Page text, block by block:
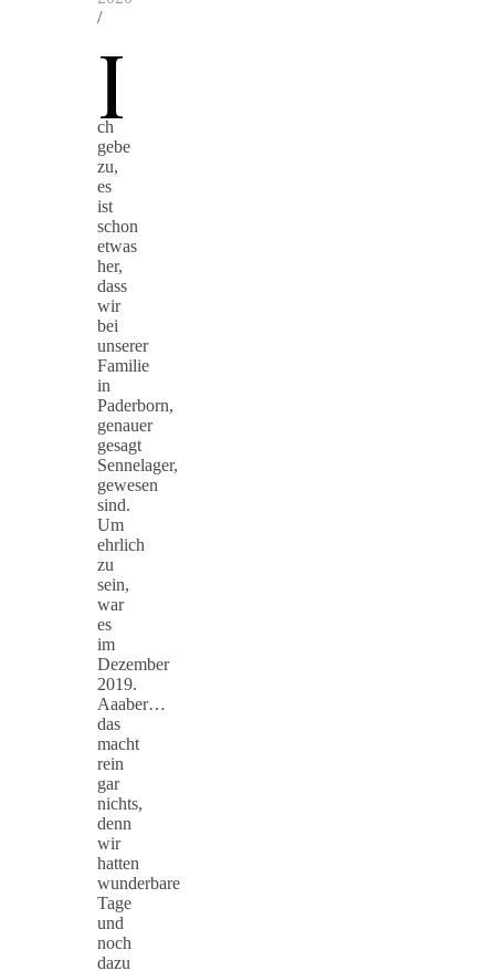
/
I
ch
gebe
zu,
es
ist
schon
etwas
her,
dass
wir
bei
unserer
Familie
in
Paderborn,
genauer
gesagt
Sennelager,
gewesen
sind.
Um
ehrlich
zu
sein,
war
es
im
Dezember
2019.
Aaaber…
das
macht
rein
gar
nichts,
denn
wir
hatten
wunderbare
Tage
und
noch
dazu